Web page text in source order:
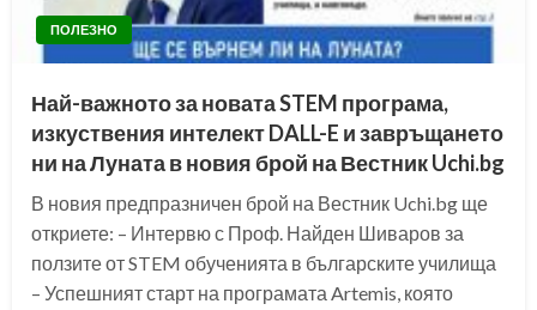
ПОЛЕЗНО
Най-важното за новата STEM програма,
изкуствения интелект DALL-E и завръщането
ни на Луната в новия брой на Вестник Uchi.bg
В новия предпразничен брой на Вестник Uchi.bg ще
откриете: – Интервю с Проф. Найден Шиваров за
ползите от STEM обученията в българските училища
– Успешният старт на програмата Artemis, която